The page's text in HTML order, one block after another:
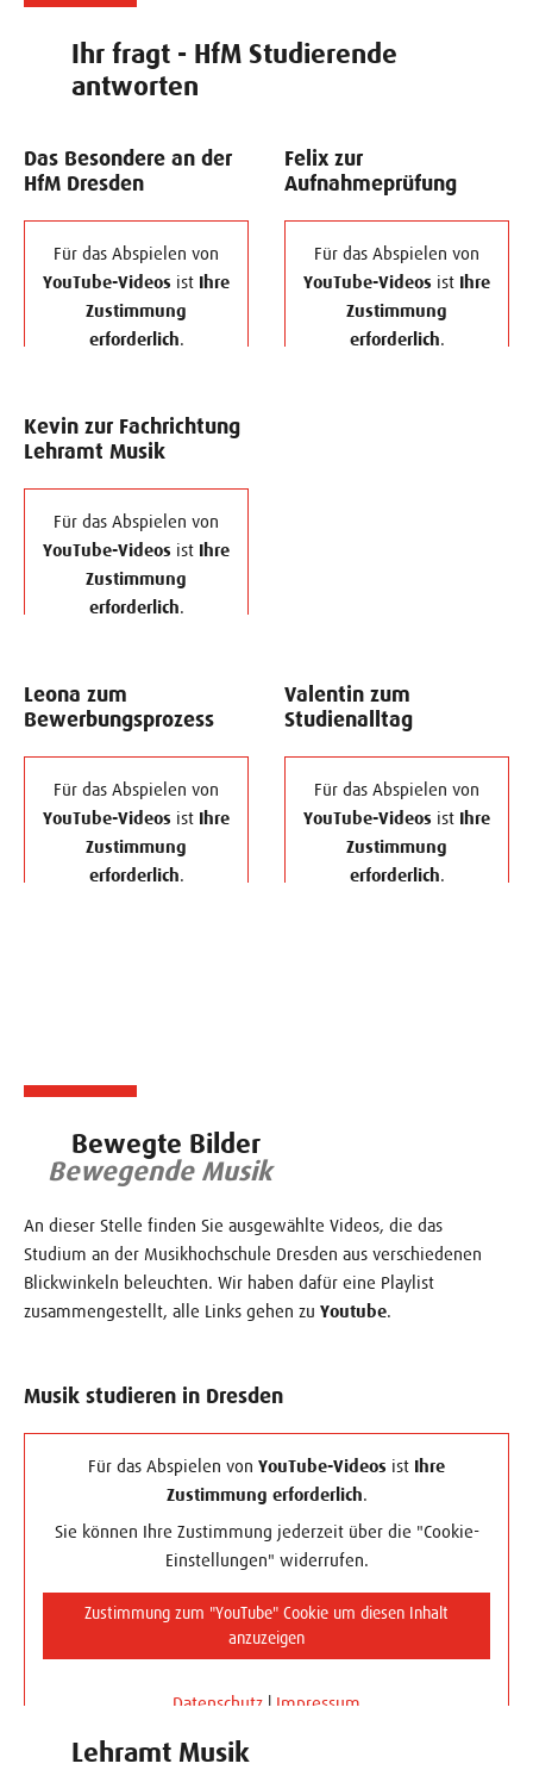
Ihr fragt - HfM Studierende
antworten
Das Besondere an der
HfM Dresden
Für das Abspielen von
YouTube-Videos ist Ihre
Zustimmung
erforderlich.
über die "Cookie-
Einstellungen"
widerrufen.
Zustimmung zum
"YouTube" Cookie um
diesen Inhalt
anzuzeigen
Impressum
Felix zur
Aufnahmeprüfung
Für das Abspielen von
YouTube-Videos ist Ihre
Zustimmung
erforderlich.
Datenschutz
Impressum
Kevin zur Fachrichtung
Lehramt Musik
Für das Abspielen von
YouTube-Videos ist Ihre
Zustimmung
erforderlich.
über die "Cookie-
Einstellungen"
widerrufen.
Zustimmung zum
"YouTube" Cookie um
diesen Inhalt
anzuzeigen
Leona zum
Bewerbungsprozess
Für das Abspielen von
YouTube-Videos ist Ihre
Zustimmung
erforderlich.
diesen Inhalt
anzuzeigen
Datenschutz|
Impressum
Valentin zum
Studienalltag
Für das Abspielen von
YouTube-Videos ist Ihre
Zustimmung
erforderlich.
Datenschutz|
Impressum
Bewegte Bilder
Bewegende Musik
An dieser Stelle finden Sie ausgewählte Videos, die das
Studium an der Musikhochschule Dresden aus verschiedenen
Blickwinkeln beleuchten. Wir haben dafür eine Playlist
zusammengestellt, alle Links gehen zu Youtube.
Musik studieren in Dresden
Für das Abspielen von YouTube-Videos ist Ihre
Zustimmung erforderlich.
Sie können Ihre Zustimmung jederzeit über die "Cookie-
Einstellungen" widerrufen.
Zustimmung zum "YouTube" Cookie um diesen Inhalt
anzuzeigen
Datenschutz | Impressum
Lehramt Musik